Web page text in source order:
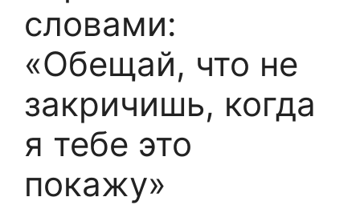
словами:
«Обещай, что не
закричишь, когда
я тебе это
покажу»